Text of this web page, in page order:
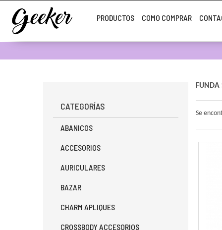
PRODUCTOS COMO COMPRAR
CATEGORÍAS
ABANICOS
ACCESORIOS
AURICULARES
BAZAR
CHARM APLIQUES
CROSSBODY ACCESORIOS
FUNDA
Se